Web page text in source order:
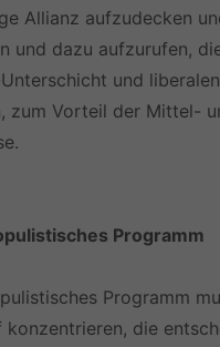
Allianz aufzudecken
und dazu aufzurufen,
und
zum Vorteil der Mittel-
Programm
Programm
konzentrieren, die